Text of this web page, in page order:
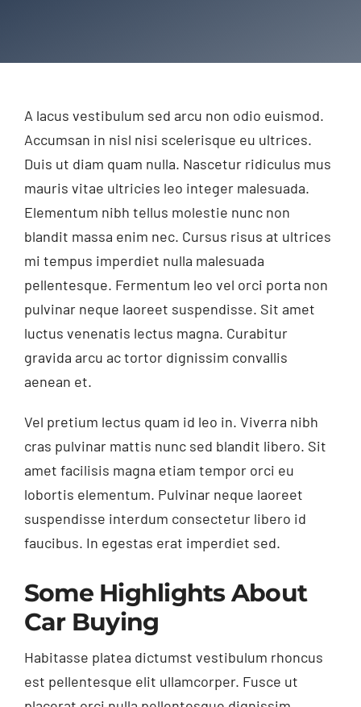
A lacus vestibulum sed arcu non odio euismod.
Accumsan in nisl nisi scelerisque eu ultrices.
Duis ut diam quam nulla. Nascetur ridiculus mus
mauris vitae ultricies leo integer malesuada.
Elementum nibh tellus molestie nunc non
blandit massa enim nec. Cursus risus at ultrices
mi tempus imperdiet nulla malesuada
pellentesque. Fermentum leo vel orci porta non
pulvinar neque laoreet suspendisse. Sit amet
luctus venenatis lectus magna. Curabitur
gravida arcu ac tortor dignissim convallis
aenean et.
Vel pretium lectus quam id leo in. Viverra nibh
cras pulvinar mattis nunc sed blandit libero. Sit
amet facilisis magna etiam tempor orci eu
lobortis elementum. Pulvinar neque laoreet
suspendisse interdum consectetur libero id
faucibus. In egestas erat imperdiet sed.
Some Highlights About
Car Buying
Habitasse platea dictumst vestibulum rhoncus
est pellentesque elit ullamcorper. Fusce ut